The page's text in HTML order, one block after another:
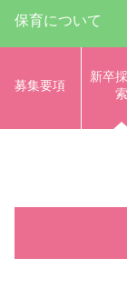
保育について
募集要項
新卒
索